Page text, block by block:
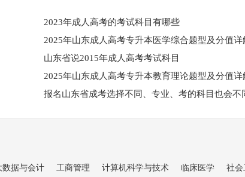
2023年成人高考的考试科目有哪些
2025年山东成人高考专升本医学综合题型及分值详
山东省说2015年成人高考考试科目
2025年山东成人高考专升本教育理论题型及分值详
报名山东省成考选择不同、专业、考的科目也会不
数据与会计 工商管理 计算机科学与技术 临床医学 社会